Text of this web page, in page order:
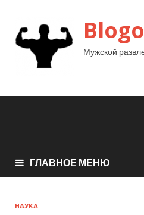
Мужской
ГЛАВНОЕ МЕНЮ
НАУКА